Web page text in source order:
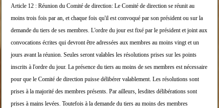
Article 12 : Réunion du Comité de direction: Le Comité de direction se réunit au
moins trois fois par an, et chaque fois qu'il est convoqué par sonprésident ou sur la
demande du tiers de ses membres. L'ordre du jour est fixé par le président et jointaux
convocations écrites qui devront être adresséesaux membres au moins vingt etun
jours avant la réunion. Seules seront valables les résolutions prises sur les points
inscrits à l'ordre du jour. La présence du tiers au moins de ses membres est nécessaire
pour que le Comité de direction puisse délibérer valablement. Les résolutions sont
prises à la majorité des membres présents. Par ailleurs, lesdites délibérations sont
prises à mains levées. Toutefois à la demande du tiers au moins des membres